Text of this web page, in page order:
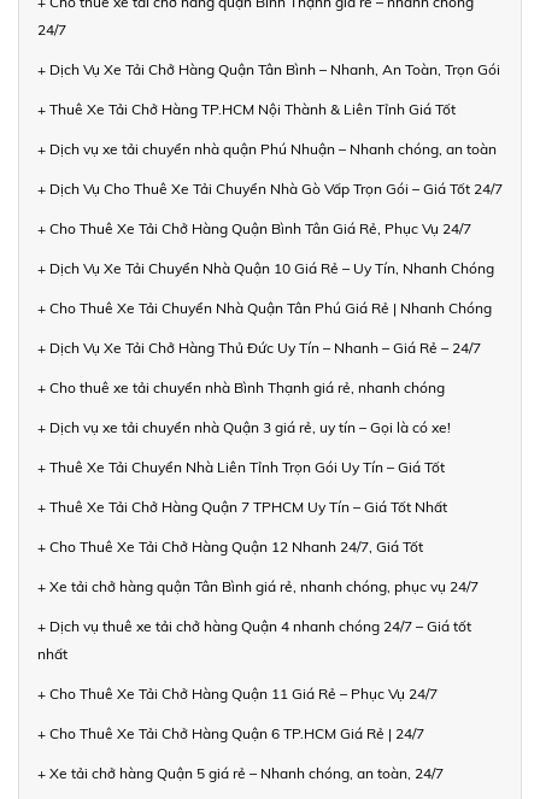
24/7
+ Dịch Vụ Xe Tải Chở Hàng Quận Tân Bình – Nhanh, An Toàn, Trọn Gói
+ Thuê Xe Tải Chở Hàng TP.HCM Nội Thành & Liên Tỉnh Giá Tốt
+ Dịch vụ xe tải chuyển nhà quận Phú Nhuận – Nhanh chóng, an toàn
+ Dịch Vụ Cho Thuê Xe Tải Chuyển Nhà Gò Vấp Trọn Gói – Giá Tốt 24/7
+ Cho Thuê Xe Tải Chở Hàng Quận Bình Tân Giá Rẻ, Phục Vụ 24/7
+ Dịch Vụ Xe Tải Chuyển Nhà Quận 10 Giá Rẻ – Uy Tín, Nhanh Chóng
+ Cho Thuê Xe Tải Chuyển Nhà Quận Tân Phú Giá Rẻ | Nhanh Chóng
+ Dịch Vụ Xe Tải Chở Hàng Thủ Đức Uy Tín – Nhanh – Giá Rẻ – 24/7
+ Cho thuê xe tải chuyển nhà Bình Thạnh giá rẻ, nhanh chóng
+ Dịch vụ xe tải chuyển nhà Quận 3 giá rẻ, uy tín – Gọi là có xe!
+ Thuê Xe Tải Chuyển Nhà Liên Tỉnh Trọn Gói Uy Tín – Giá Tốt
+ Thuê Xe Tải Chở Hàng Quận 7 TPHCM Uy Tín – Giá Tốt Nhất
+ Cho Thuê Xe Tải Chở Hàng Quận 12 Nhanh 24/7, Giá Tốt
+ Xe tải chở hàng quận Tân Bình giá rẻ, nhanh chóng, phục vụ 24/7
+ Dịch vụ thuê xe tải chở hàng Quận 4 nhanh chóng 24/7 – Giá tốt
nhất
+ Cho Thuê Xe Tải Chở Hàng Quận 11 Giá Rẻ – Phục Vụ 24/7
+ Cho Thuê Xe Tải Chở Hàng Quận 6 TP.HCM Giá Rẻ | 24/7
+ Xe tải chở hàng Quận 5 giá rẻ – Nhanh chóng, an toàn, 24/7